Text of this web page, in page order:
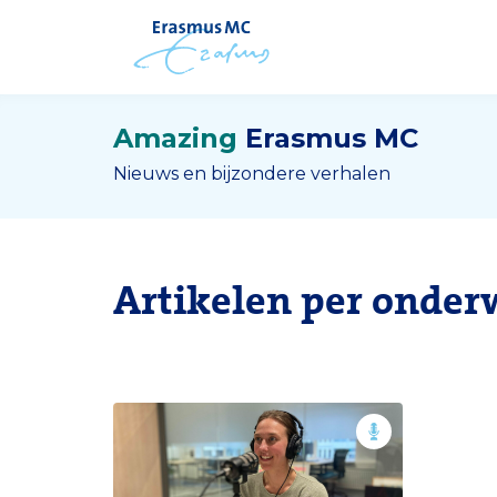
Amazing Erasmus MC
Nieuws en bijzondere verhalen
Artikelen per